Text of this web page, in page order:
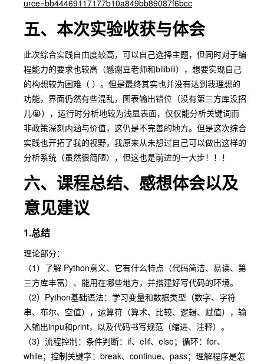
urce=bb44469117177b10a849bb89087f6bcc
五、本次实验收获与体会
此次综合实践自由度较高，可以自己选择主题，但同时对于编
程能力的要求也较高（感谢豆老师和bilibili），想要实现自己
的构想较为困难（ ）。但是最终其实也并没有达到我理想的
功能，界面仍然有些混乱，图表输出错位（没有第三方库没招
儿😭），运行时分析地较为浅显表面，仅仅能分析关键词而
非政策深刻内涵与价值，这仍是不完善的地方。但是这次综合
实践也开拓了我的视野，我原来从未想过自己可以做出这样的
分析系统（虽然很简陋），但这也是前进的一大步！！！
六、课程总结、感想体会以及
意见建议
1.总结
理论部分：
（1）了解 Python意义、它有什么特点（代码简洁、易读、第
三方库丰富）、能用在哪些地方，并搭建好写代码的环境。
（2）Python基础语法：学习变量和数据类型（数字、字符
串、布尔、空值），运算符（算术、比较、逻辑、赋值），输
入输出inpu和print，以及代码书写规范（缩进、注释）。
（3）流程控制：条件判断：if、elif、else；循环：for、
while；控制关键字：break、continue、pass；理解程序是怎